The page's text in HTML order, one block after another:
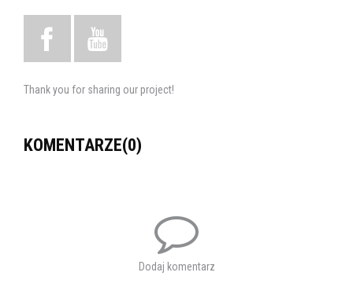
Thank you for sharing our project!
KOMENTARZE(0)
Dodaj komentarz